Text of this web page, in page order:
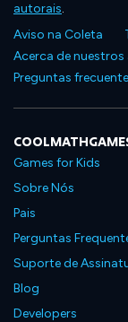
autorais.
Aviso na Coleta
Acerca de nuestros
Preguntas
Games for Kids
Sobre Nós
Pais
Perguntas
Suporte de
Blog
Developers